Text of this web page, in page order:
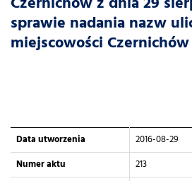
sprawie nadania nazw
miejscowości Czernichów
Data utworzenia
2016-08-29
Numer aktu
213